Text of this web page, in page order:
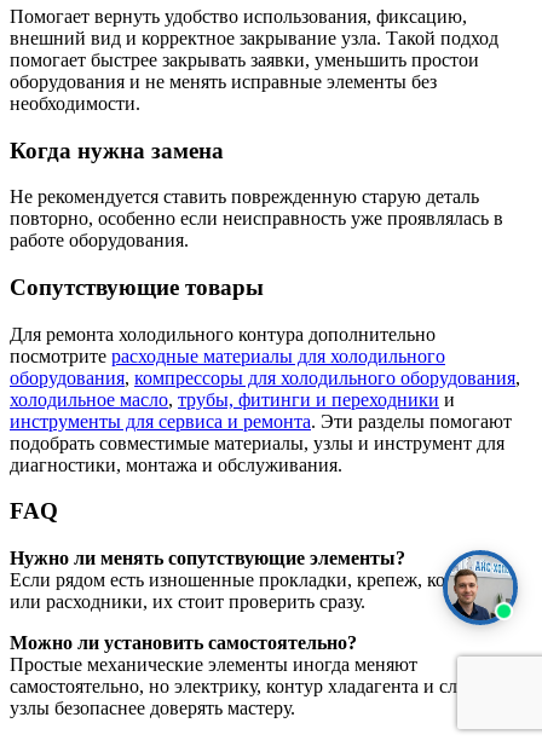
Помогает вернуть удобство использования, фиксацию,
внешний вид и корректное закрывание узла. Такой подход
помогает быстрее закрывать заявки, уменьшить простои
оборудования и не менять исправные элементы без
необходимости.
Когда нужна замена
Не рекомендуется ставить поврежденную старую деталь
повторно, особенно если неисправность уже проявлялась в
работе оборудования.
Сопутствующие товары
Для ремонта холодильного контура дополнительно
посмотрите расходные материалы для холодильного
оборудования, компрессоры для холодильного оборудования,
холодильное масло, трубы, фитинги и переходники и
инструменты для сервиса и ремонта. Эти разделы помогают
подобрать совместимые материалы, узлы и инструмент для
диагностики, монтажа и обслуживания.
FAQ
Нужно ли менять сопутствующие элементы?
Если рядом есть изношенные прокладки, крепеж, контакты
или расходники, их стоит проверить сразу.
Можно ли установить самостоятельно?
Простые механические элементы иногда меняют
самостоятельно, но электрику, контур хладагента и сложные
узлы безопаснее доверять мастеру.